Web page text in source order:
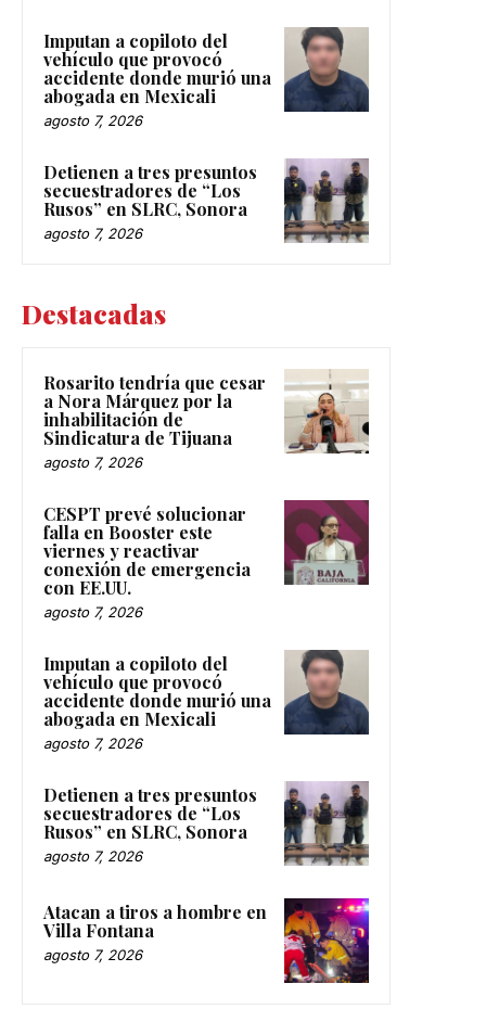
Imputan a copiloto del
vehículo que provocó
accidente donde murió una
abogada en Mexicali
agosto 7, 2026
Detienen a tres presuntos
secuestradores de “Los
Rusos” en SLRC, Sonora
agosto 7, 2026
Destacadas
Rosarito tendría que cesar
a Nora Márquez por la
inhabilitación de
Sindicatura de Tijuana
agosto 7, 2026
CESPT prevé solucionar
falla en Booster este
viernes y reactivar
conexión de emergencia
con EE.UU.
agosto 7, 2026
Imputan a copiloto del
vehículo que provocó
accidente donde murió una
abogada en Mexicali
agosto 7, 2026
Detienen a tres presuntos
secuestradores de “Los
Rusos” en SLRC, Sonora
agosto 7, 2026
Atacan a tiros a hombre en
Villa Fontana
agosto 7, 2026